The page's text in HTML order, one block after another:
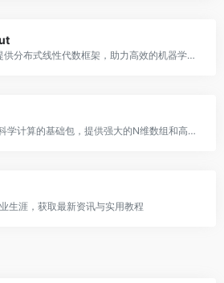
Apache Mahout提供分布式线性代数框架，助力高效的机器学习应用开发
NumPy是Python科学计算的基础包，提供强大的N维数组和高效的数值计算工具
生涯，获取最新资讯与实用教程